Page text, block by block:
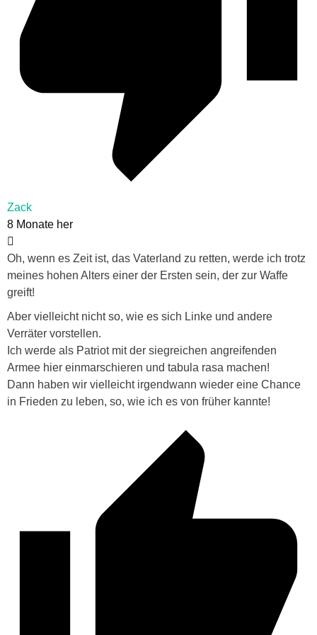
Zack
8 Monate her
Oh, wenn es Zeit ist, das Vaterland zu retten, werde ich trotz
meines hohen Alters einer der Ersten sein, der zur Waffe
greift!
Aber vielleicht nicht so, wie es sich Linke und andere
Verräter vorstellen.
Ich werde als Patriot mit der siegreichen angreifenden
Armee hier einmarschieren und tabula rasa machen!
Dann haben wir vielleicht irgendwann wieder eine Chance
in Frieden zu leben, so, wie ich es von früher kannte!